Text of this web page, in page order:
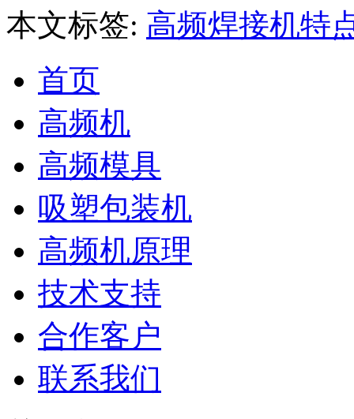
本文标签: 高频焊接机特
首页
高频机
高频模具
吸塑包装机
高频机原理
技术支持
合作客户
联系我们